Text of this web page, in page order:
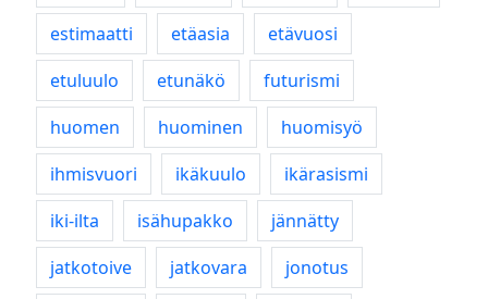
estimaatti
etäasia
etävuosi
etuluulo
etunäkö
futurismi
huomen
huominen
huomisyö
ihmisvuori
ikäkuulo
ikärasismi
iki-ilta
isähupakko
jännätty
jatkotoive
jatkovara
jonotus